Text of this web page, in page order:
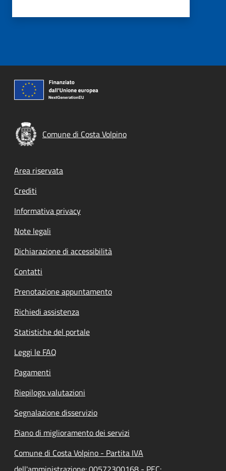
Comune di Costa Volpino
Footer menu
Area riservata
Crediti
Informativa privacy
Note legali
Dichiarazione di accessibilità
Contatti
Prenotazione appuntamento
Richiedi assistenza
Statistiche del portale
Leggi le FAQ
Pagamenti
Riepilogo valutazioni
Segnalazione disservizio
Piano di miglioramento dei servizi
Comune di Costa Volpino - Partita IVA